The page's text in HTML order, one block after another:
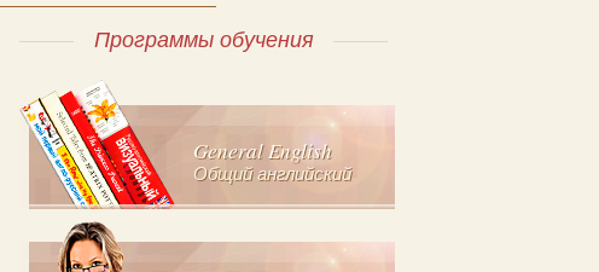
Программы обучения
General English
Общий английский